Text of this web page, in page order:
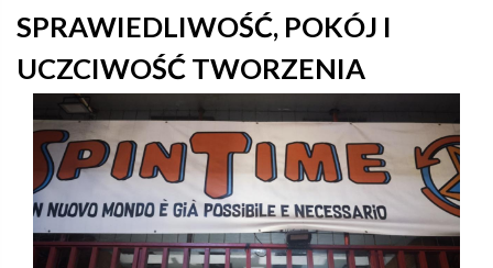
SPRAWIEDLIWOŚĆ, POKÓJ I
UCZCIWOŚĆ TWORZENIA